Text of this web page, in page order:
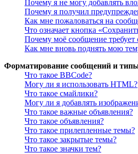
Почему я не могу добавлять
Почему я получил
Как мне пожаловаться на
Что означает кнопка
Почему моё сообщение требует
Как мне вновь поднять мою
Форматирование сообщений и
Что такое BBCode?
Могу ли я использовать HTML?
Что такое смайлики?
Могу ли я добавлять
Что такое важные объявления?
Что такое объявления?
Что такое прилепленные темы?
Что такое закрытые темы?
Что такое значки тем?